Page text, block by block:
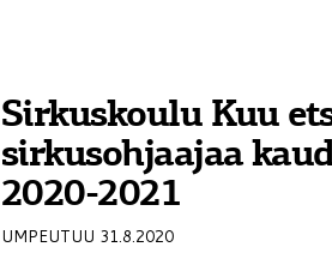
Sirkuskoulu Kuu
sirkusohjaajaa
2020-2021
UMPEUTUU 31.8.2020